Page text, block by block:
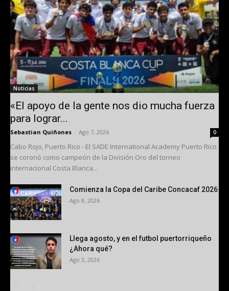
Noticias
«El apoyo de la gente nos dio mucha fuerza
para lograr...
Sebastian Quiñones Ago 7, 2026 0
Cabo Rojo, Puerto Rico - El SADE International Academy Puerto Rico
se coronó como campeón de la División Oro del torneo
internacional Costa Blanca...
Comienza la Copa del Caribe Concacaf 2026
Ago 8, 2026
Llega agosto, y en el futbol puertorriqueño
¿Ahora qué?
Ago 3, 2026